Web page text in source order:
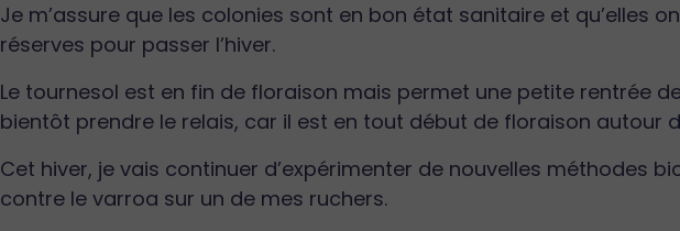
Je m’assure que les colonies sont en bon état sanitaire et qu’elles
réserves pour passer l’hiver.
Le tournesol est en fin de floraison mais permet une petite rentrée
bientôt prendre le relais, car il est en tout début de floraison autour
Cet hiver, je vais continuer d’expérimenter de nouvelles méthodes
contre le varroa sur un de mes ruchers.